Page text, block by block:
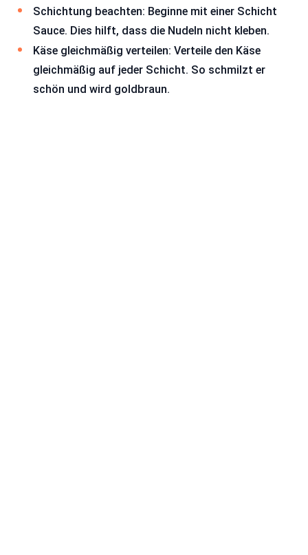
Schichtung beachten: Beginne mit einer Schicht
Sauce. Dies hilft, dass die Nudeln nicht kleben.
Käse gleichmäßig verteilen: Verteile den Käse
gleichmäßig auf jeder Schicht. So schmilzt er
schön und wird goldbraun.